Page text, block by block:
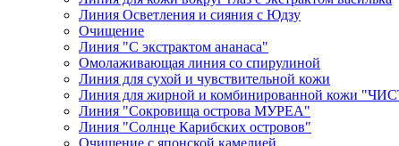
Линия Осветления и сияния с Юдзу
Очищение
Линия "С экстрактом ананаса"
Омолаживающая линия со спирулиной
Линия для сухой и чувствительной кожи
Линия для жирной и комбинированной кожи
Линия "Сокровища острова МУРЕА"
Линия "Солнце Карибских островов"
Очищение с японской камелией